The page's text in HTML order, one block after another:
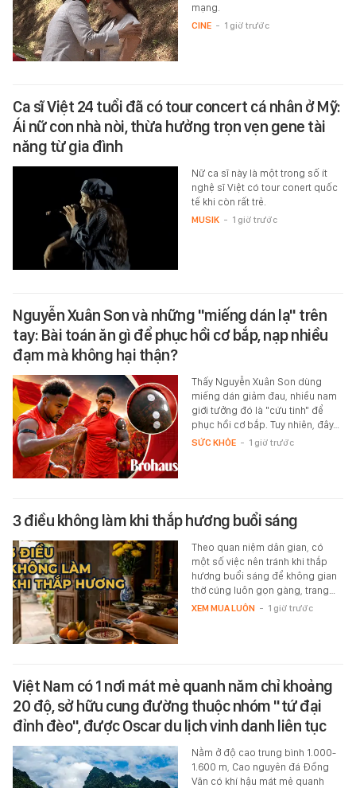
mạng.
CINE - 1 giờ trước
Ca sĩ Việt 24 tuổi đã có tour concert cá nhân ở Mỹ:
Ái nữ con nhà nòi, thừa hưởng trọn vẹn gene tài
năng từ gia đình
Nữ ca sĩ này là một trong số ít
nghệ sĩ Việt có tour conert quốc
tế khi còn rất trẻ.
MUSIK - 1 giờ trước
Nguyễn Xuân Son và những "miếng dán lạ" trên
tay: Bài toán ăn gì để phục hồi cơ bắp, nạp nhiều
đạm mà không hại thận?
Thấy Nguyễn Xuân Son dùng
miếng dán giảm đau, nhiều nam
giới tưởng đó là "cứu tinh" để
phục hồi cơ bắp. Tuy nhiên, đây…
SỨC KHỎE - 1 giờ trước
3 điều không làm khi thắp hương buổi sáng
Theo quan niệm dân gian, có
một số việc nên tránh khi thắp
hương buổi sáng để không gian
thờ cúng luôn gọn gàng, trang…
XEM MUA LUÔN - 1 giờ trước
Việt Nam có 1 nơi mát mẻ quanh năm chỉ khoảng
20 độ, sở hữu cung đường thuộc nhóm "tứ đại
đỉnh đèo", được Oscar du lịch vinh danh liên tục
Nằm ở độ cao trung bình 1.000-
1.600 m, Cao nguyên đá Đồng
Văn có khí hậu mát mẻ quanh